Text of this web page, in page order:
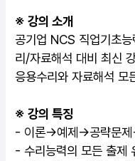
※ 강의 소개
공기업 NCS 직업기초
리/자료해석 대비 최신
응용수리와 자료해석 모
※ 강의 특징
- 이론->예제->공략문
- 수리능력의 모든 출제